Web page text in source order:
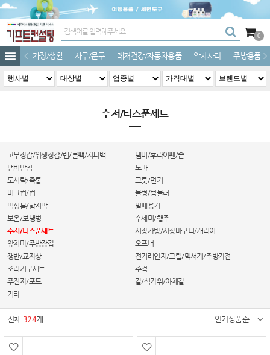
0
가정/생활 사무/문구 레저건강/자동차용품 악세사리 주방용품
수저/티스푼세트
고무장갑/위생장갑/랩/롤팩/지퍼백
냄비/후라이팬/솥
냄비받침
도마
도시락/죽통
그릇/면기
머그컵/컵
물병/텀블러
믹싱볼/함지박
밀폐용기
보온/보냉병
수세미/행주
수저/티스푼세트
시장가방/시장바구니/캐리어
앞치마/주방장갑
오프너
쟁반/교자상
전기레인지/그릴/믹서기/주방가전
조리기구세트
주걱
주전자/포트
칼/식가위/야채칼
기타
전체 324개 인기상품순